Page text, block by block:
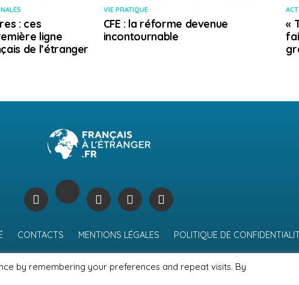
: ces
ligne
de l’étranger
VIE PRATIQUE
CFE : la réforme devenue
incontournable
«
CONTACTS MENTIONS LÉGALES POLITIQUE DE
by remembering your preferences and repeat visits. By